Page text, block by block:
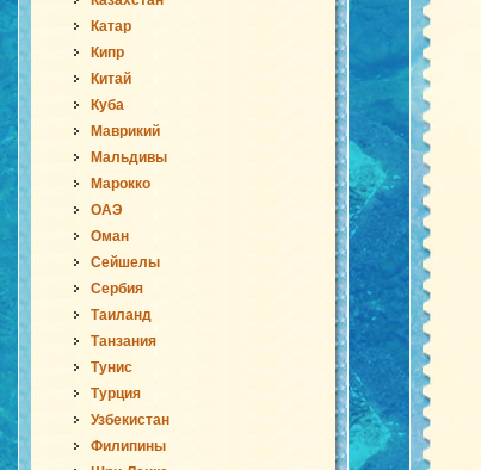
Катар
Кипр
Китай
Куба
Маврикий
Мальдивы
Марокко
ОАЭ
Оман
Сейшелы
Сербия
Таиланд
Танзания
Тунис
Турция
Узбекистан
Филипины